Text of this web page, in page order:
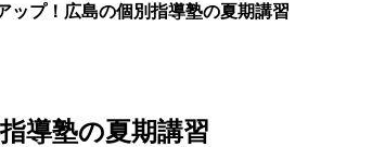
ップ！広島の個別指導塾の夏期講習
導塾の夏期講習